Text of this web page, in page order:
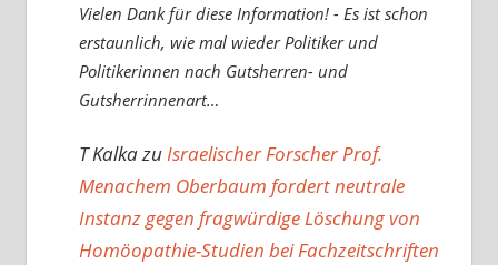
Vielen Dank für diese Information! - Es ist schon
erstaunlich, wie mal wieder Politiker und
Politikerinnen nach Gutsherren- und
Gutsherrinnenart…
T KalkazuIsraelischer Forscher Prof.
Menachem Oberbaum fordert neutrale
Instanz gegen fragwürdige Löschung von
Homöopathie-Studien bei Fachzeitschriften